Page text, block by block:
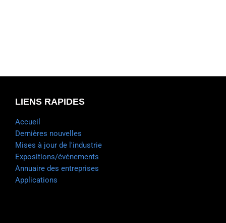
LIENS RAPIDES
Accueil
Dernières nouvelles
Mises à jour de l'industrie
Expositions/événements
Annuaire des entreprises
Applications